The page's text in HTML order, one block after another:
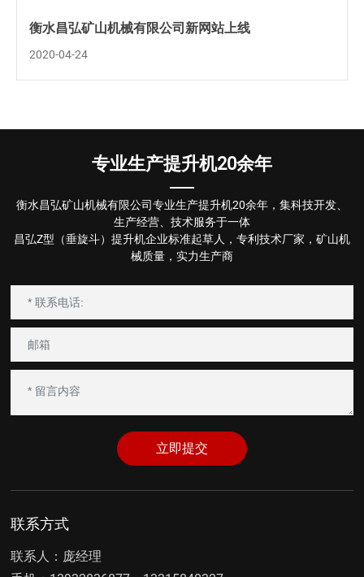
衡水昌弘矿山机械有限公司新网站上线
2020-04-24
专业生产提升机20余年
衡水昌弘矿山机械有限公司专业生产提升机20余年，集科技开发、
生产经营、技术服务于一体
昌弘Z型（垂旋斗）提升机企业标准起草人，专利技术厂家，矿山机
械质量，实力生产商
立即提交
联系方式
联系人：庞经理